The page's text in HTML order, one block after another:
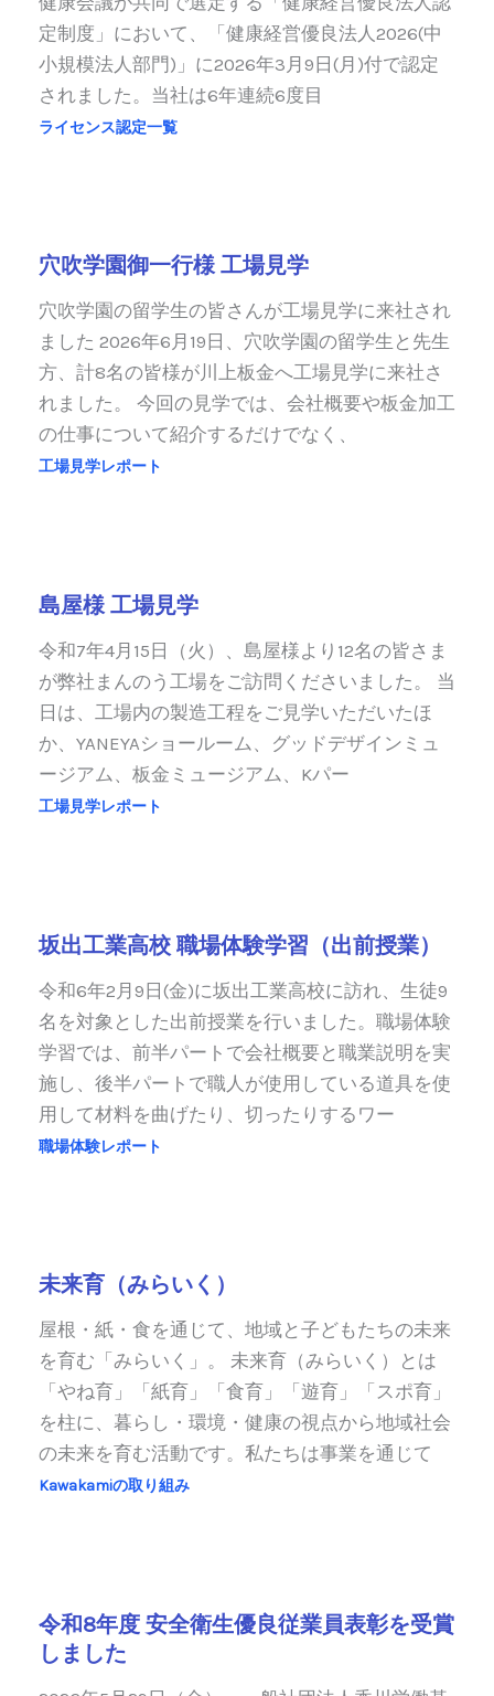
定制度」において、「健康経営優良法人2026(中
小規模法人部門)」に2026年3月9日(月)付で認定
されました。当社は6年連続6度目
ライセンス認定一覧
穴吹学園御一行様 工場見学
穴吹学園の留学生の皆さんが工場見学に来社され
ました 2026年6月19日、穴吹学園の留学生と先生
方、計8名の皆様が川上板金へ工場見学に来社さ
れました。 今回の見学では、会社概要や板金加工
の仕事について紹介するだけでなく、
工場見学レポート
島屋様 工場見学
令和7年4月15日（火）、島屋様より12名の皆さま
が弊社まんのう工場をご訪問くださいました。 当
日は、工場内の製造工程をご見学いただいたほ
か、YANEYAショールーム、グッドデザインミュ
ージアム、板金ミュージアム、Kパー
工場見学レポート
坂出工業高校 職場体験学習（出前授業）
令和6年2月9日(金)に坂出工業高校に訪れ、生徒9
名を対象とした出前授業を行いました。職場体験
学習では、前半パートで会社概要と職業説明を実
施し、後半パートで職人が使用している道具を使
用して材料を曲げたり、切ったりするワー
職場体験レポート
未来育（みらいく）
屋根・紙・食を通じて、地域と子どもたちの未来
を育む「みらいく」。 未来育（みらいく）とは
「やね育」「紙育」「食育」「遊育」「スポ育」
を柱に、暮らし・環境・健康の視点から地域社会
の未来を育む活動です。私たちは事業を通じて
Kawakamiの取り組み
令和8年度 安全衛生優良従業員表彰を受賞
しました